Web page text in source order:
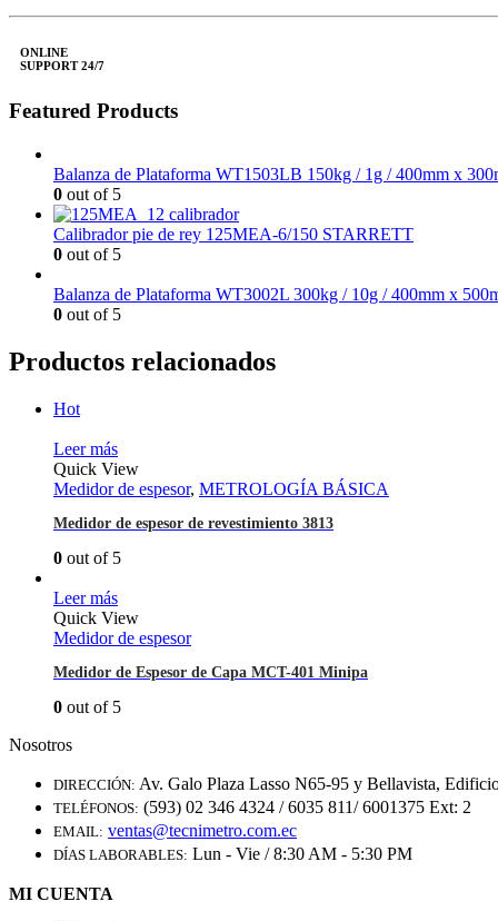
ONLINE
SUPPORT 24/7
Featured Products
Balanza de Plataforma WT1503LB 150kg / 1g / 400mm x
0 out of 5
Calibrador pie de rey 125MEA-6/150 STARRETT
0 out of 5
Balanza de Plataforma WT3002L 300kg / 10g / 400mm x
0 out of 5
Productos relacionados
Hot
Leer más
Quick View
Medidor de espesor, METROLOGÍA BÁSICA
Medidor de espesor de revestimiento 3813
0 out of 5
Leer más
Quick View
Medidor de espesor
Medidor de Espesor de Capa MCT-401 Minipa
0 out of 5
Nosotros
DIRECCIÓN: Av. Galo Plaza Lasso N65-95 y Bellavista,
TELÉFONOS: (593) 02 346 4324 / 6035 811/ 6001375 Ext: 2
EMAIL: ventas@tecnimetro.com.ec
DÍAS LABORABLES: Lun - Vie / 8:30 AM - 5:30 PM
MI CUENTA